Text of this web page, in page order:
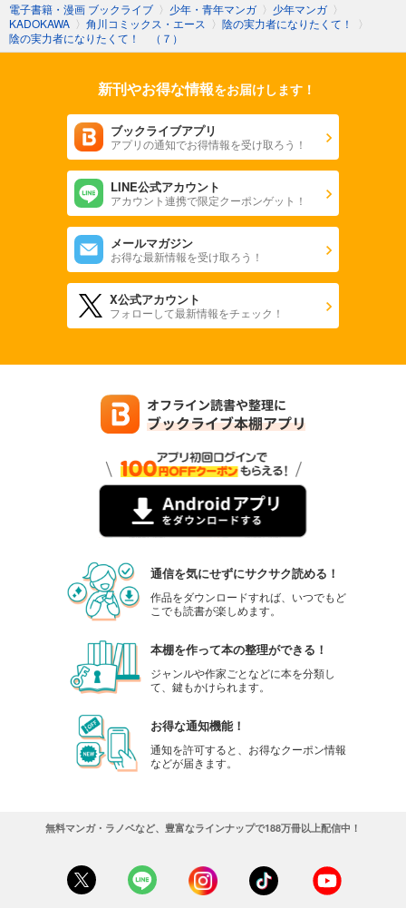
電子書籍・漫画 ブックライブ 〉 少年・青年マンガ 〉 少年マンガ 〉
KADOKAWA 〉 角川コミックス・エース 〉 陰の実力者になりたくて！
〉
陰の実力者になりたくて！ （７）
新刊やお得な情報をお届けします！
ブックライブアプリ
アプリの通知でお得情報を受け取ろう！
LINE公式アカウント
アカウント連携で限定クーポンゲット！
メールマガジン
お得な最新情報を受け取ろう！
X公式アカウント
フォローして最新情報をチェック！
通信を気にせずにサクサク読める！
作品をダウンロードすれば、いつでもど
こでも読書が楽しめます。
本棚を作って本の整理ができる！
ジャンルや作家ごとなどに本を分類し
て、鍵もかけられます。
お得な通知機能！
通知を許可すると、お得なクーポン情報
などが届きます。
無料マンガ・ラノベなど、豊富なラインナップで188万冊以上配信中！